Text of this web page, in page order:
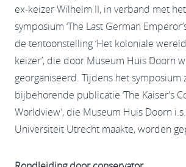
ex-keizer Wilhelm II, in verband met
symposium ‘The Last German
de tentoonstelling ‘Het koloniale
keizer’, die door Museum Huis Doorn
georganiseerd. Tijdens het symposium
bijbehorende publicatie ‘The Kaiser’s
Worldview’, die Museum Huis Doorn
Universiteit Utrecht maakte, worden